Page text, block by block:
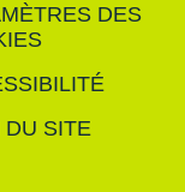
DES
DU SITE